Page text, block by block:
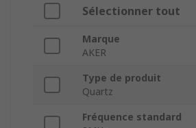
Sélectionner tout
Marque
AKER
Type de produit
Quartz
Fréquence standard